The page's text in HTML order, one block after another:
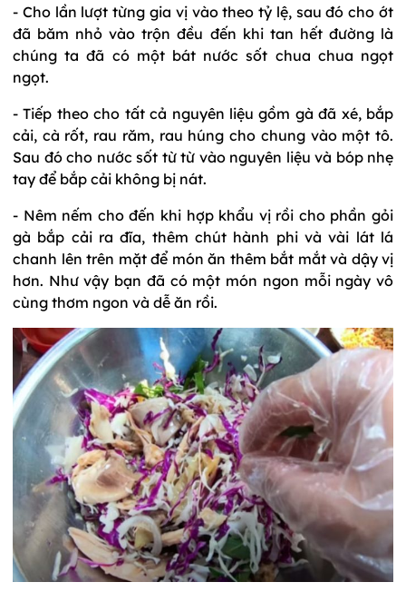
- Cho lần lượt từng gia vị vào theo tỷ lệ, sau đó cho ớt
đã băm nhỏ vào trộn đều đến khi tan hết đường là
chúng ta đã có một bát nước sốt chua chua ngọt
ngọt.
- Tiếp theo cho tất cả nguyên liệu gồm gà đã xé, bắp
cải, cà rốt, rau răm, rau húng cho chung vào một tô.
Sau đó cho nước sốt từ từ vào nguyên liệu và bóp nhẹ
tay để bắp cải không bị nát.
- Nêm nếm cho đến khi hợp khẩu vị rồi cho phần gỏi
gà bắp cải ra đĩa, thêm chút hành phi và vài lát lá
chanh lên trên mặt để món ăn thêm bắt mắt và dậy vị
hơn. Như vậy bạn đã có một món ngon mỗi ngày vô
cùng thơm ngon và dễ ăn rồi.